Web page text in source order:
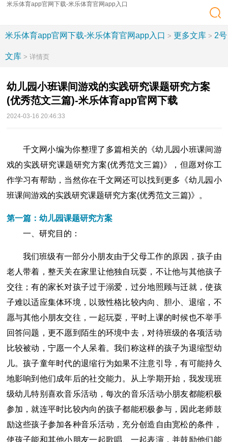
米乐体育app官网下载-米乐体育官网app入口
米乐体育app官网下载-米乐体育官网app入口 > 更多文库 > 2号
文库 > 详情页
幼儿园小班课间游戏的实践研究课题研究方案
(优秀范文三篇)-米乐体育app官网下载
2024-03-16 20:46:33
千文网小编为你整理了多篇相关的《幼儿园小班课间游
戏的实践研究课题研究方案(优秀范文三篇)》，但愿对你工
作学习有帮助，当然你在千文网还可以找到更多《幼儿园小
班课间游戏的实践研究课题研究方案(优秀范文三篇)》。
第一篇：幼儿园课题研究方案
一、研究目的：
我们班级有一部分小朋友由于父母工作的原因，孩子由
老人带着，整天关在家里让他独自玩耍，不让他与其他孩子
交往；有的家长对孩子过于溺爱，过分地照顾与迁就，使孩
子难以适应集体环境，以致性格比较内向、胆小、退缩，不
愿与其他小朋友交往，一起玩耍，平时上课的时候也不举手
回答问题，更不愿到陌生的环境中去，对待班级的各项活动
比较被动，宁愿一个人呆着。我们称这样的孩子为退缩型幼
儿。孩子童年时代的退缩行为如果不注意引导，有可能持久
地影响到他们成年后的社交能力。从上学期开始，我发现班
级幼儿特别喜欢音乐活动，每次的音乐活动小朋友都能积极
参加，就连平时比较内向的孩子都能积极参与，因此老师鼓
励这些孩子参加各种音乐活动，充分创造自由宽松的条件，
使孩子能和其他小朋友一起歌唱、一起表演，并鼓励他们能